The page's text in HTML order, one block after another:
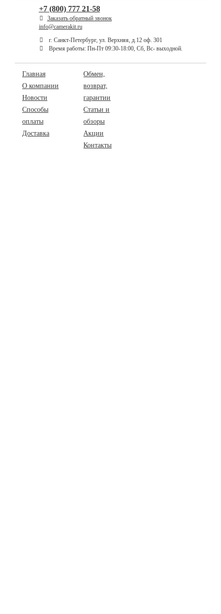
+7 (800) 777 21-58
Заказать обратный звонок
info@camerakit.ru
г. Санкт-Петербург, ул. Верхняя, д.12 оф. 301
Время работы: Пн-Пт 09:30-18:00, Сб, Вс- выходной.
Главная
О компании
Новости
Способы
оплаты
Доставка
Обмен,
возврат,
гарантии
Статьи и
обзоры
Акции
Контакты